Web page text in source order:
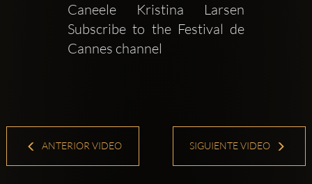
Caneele Kristina Larsen
Subscribe to the Festival de
Cannes channel
ANTERIOR VIDEO SIGUIENTE VIDEO